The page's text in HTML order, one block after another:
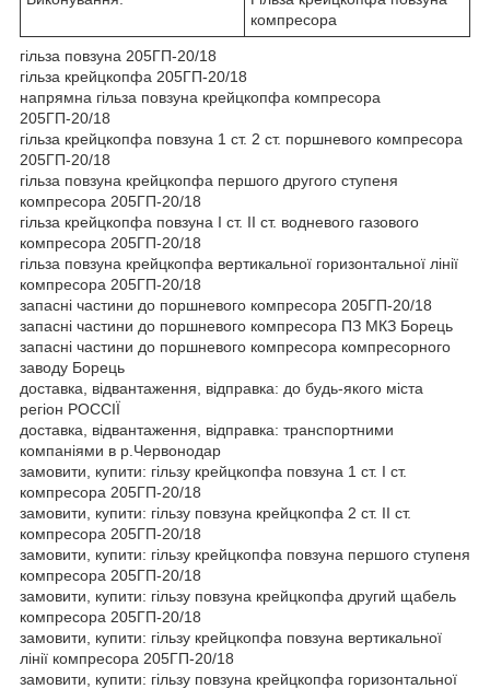
компресора
гільза повзуна 205ГП-20/18
гільза крейцкопфа 205ГП-20/18
напрямна гільза повзуна крейцкопфа компресора
205ГП-20/18
гільза крейцкопфа повзуна 1 ст. 2 ст. поршневого компресора
205ГП-20/18
гільза повзуна крейцкопфа першого другого ступеня
компресора 205ГП-20/18
гільза крейцкопфа повзуна I ст. II ст. водневого газового
компресора 205ГП-20/18
гільза повзуна крейцкопфа вертикальної горизонтальної лінії
компресора 205ГП-20/18
запасні частини до поршневого компресора 205ГП-20/18
запасні частини до поршневого компресора ПЗ МКЗ Борець
запасні частини до поршневого компресора компресорного
заводу Борець
доставка, відвантаження, відправка: до будь-якого міста
регіон РОССІЇ
доставка, відвантаження, відправка: транспортними
компаніями в р.Червонодар
замовити, купити: гільзу крейцкопфа повзуна 1 ст. I ст.
компресора 205ГП-20/18
замовити, купити: гільзу повзуна крейцкопфа 2 ст. II ст.
компресора 205ГП-20/18
замовити, купити: гільзу крейцкопфа повзуна першого ступеня
компресора 205ГП-20/18
замовити, купити: гільзу повзуна крейцкопфа другий щабель
компресора 205ГП-20/18
замовити, купити: гільзу крейцкопфа повзуна вертикальної
лінії компресора 205ГП-20/18
замовити, купити: гільзу повзуна крейцкопфа горизонтальної